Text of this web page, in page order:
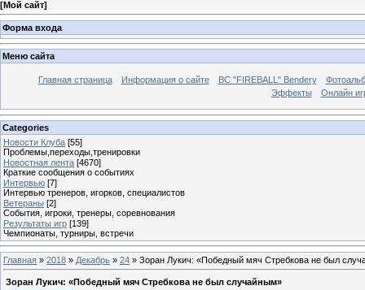
[Мой сайт]
Форма входа
Меню сайта
Главная страница Информация о сайте BC "FIREBALL" Bendery
Эффекты
Онлайн
Categories
Новости Клуба [55]
Проблемы,переходы,тренировки
Новостная лента [4670]
Краткие сообщения о событиях
Интервью [7]
Интервью тренеров, игорков, специалистов
Ветераны [2]
События, игроки, тренеры, соревнования
Результаты игр [139]
Чемпионаты, турниры, встречи
Главная » 2018 » Декабрь » 24 » Зоран Лукич: «Победный мяч Стребкова не был
Зоран Лукич: «Победный мяч Стребкова не был случайным»